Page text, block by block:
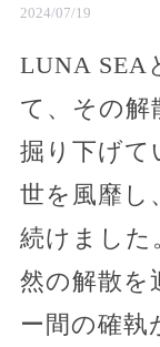
2024/07/19
LUNA SEA
て、その解
掘り下げて
世を風靡し
続けました
然の解散を
ー間の確執